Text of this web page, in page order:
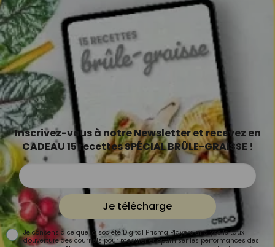
Inscrivez-vous à notre Newsletter et recevez en
CADEAU 15 recettes SPÉCIAL BRÛLE-GRAISSE !
Je télécharge
Je consens à ce que la société Digital Prisma Players analyse le taux
d'ouverture des courriels pour mesurer et optimiser les performances des